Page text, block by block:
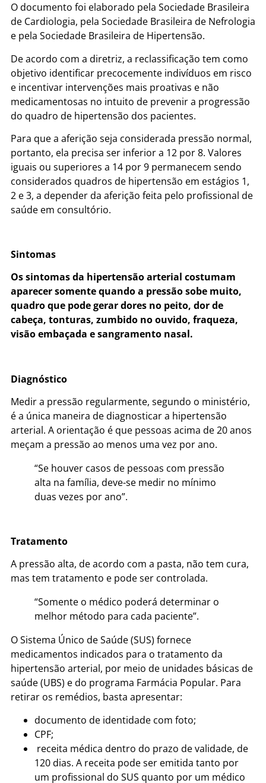
O documento foi elaborado pela Sociedade Brasileira
de Cardiologia, pela Sociedade Brasileira de Nefrologia
e pela Sociedade Brasileira de Hipertensão.
De acordo com a diretriz, a reclassificação tem como
objetivo identificar precocemente indivíduos em risco
e incentivar intervenções mais proativas e não
medicamentosas no intuito de prevenir a progressão
do quadro de hipertensão dos pacientes.
Para que a aferição seja considerada pressão normal,
portanto, ela precisa ser inferior a 12 por 8. Valores
iguais ou superiores a 14 por 9 permanecem sendo
considerados quadros de hipertensão em estágios 1,
2 e 3, a depender da aferição feita pelo profissional de
saúde em consultório.
Sintomas
Os sintomas da hipertensão arterial costumam
aparecer somente quando a pressão sobe muito,
quadro que pode gerar dores no peito, dor de
cabeça, tonturas, zumbido no ouvido, fraqueza,
visão embaçada e sangramento nasal.
Diagnóstico
Medir a pressão regularmente, segundo o ministério,
é a única maneira de diagnosticar a hipertensão
arterial. A orientação é que pessoas acima de 20 anos
meçam a pressão ao menos uma vez por ano.
“Se houver casos de pessoas com pressão
alta na família, deve-se medir no mínimo
duas vezes por ano”.
Tratamento
A pressão alta, de acordo com a pasta, não tem cura,
mas tem tratamento e pode ser controlada.
“Somente o médico poderá determinar o
melhor método para cada paciente”.
O Sistema Único de Saúde (SUS) fornece
medicamentos indicados para o tratamento da
hipertensão arterial, por meio de unidades básicas de
saúde (UBS) e do programa Farmácia Popular. Para
retirar os remédios, basta apresentar:
documento de identidade com foto;
CPF;
receita médica dentro do prazo de validade, de
120 dias. A receita pode ser emitida tanto por
um profissional do SUS quanto por um médico